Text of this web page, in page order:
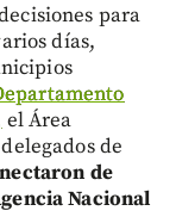
para
días,
el Área
de
de
Nacional